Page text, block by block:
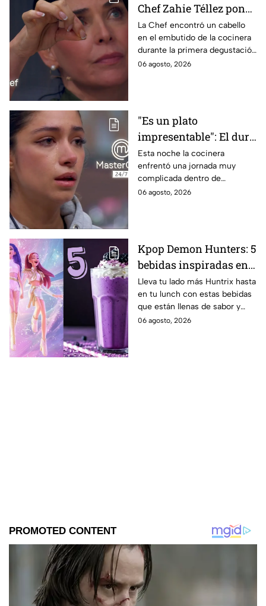
Chef Zahie Téllez pone
en evidencia a Carmen
en la gala de mandiles
negros de MasterChef
24/7
La Chef encontró un cabello
en el embutido de la cocinera
durante la primera degustación
de la noche
06 agosto, 2026
"Es un plato
impresentable": El duro
regaño que hizo llorar a
Michelle dentro de
MasterChef 24/7
Esta noche la cocinera
enfrentó una jornada muy
complicada dentro de
MasterChef 24/7.
06 agosto, 2026
Kpop Demon Hunters: 5
bebidas inspiradas en
las guerreras Huntrix
para llevar a la escuela
este regreso a clases
2026; son saludables y
Lleva tu lado más Huntrix hasta
en tu lunch con estas bebidas
que están llenas de sabor y
frescura.
06 agosto, 2026